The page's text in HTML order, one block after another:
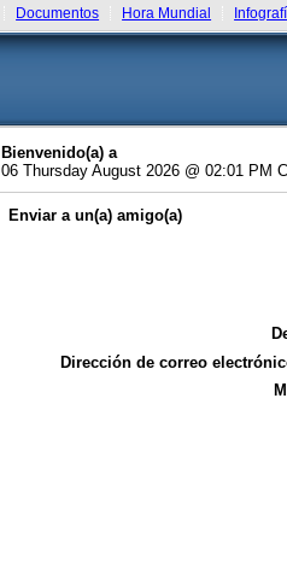
Documentos Hora Mundial
Bienvenido(a) a
06 Thursday August 2026 @ 02:01 PM
Enviar a un(a) amigo(a)
Dirección de correo